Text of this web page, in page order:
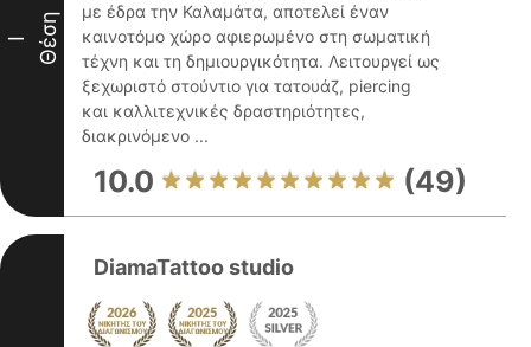
I Θέση
με έδρα την Καλαμάτα, αποτελεί έναν
καινοτόμο χώρο αφιερωμένο στη σωματική
τέχνη και τη δημιουργικότητα. Λειτουργεί ως
ξεχωριστό στούντιο για τατουάζ, piercing
και καλλιτεχνικές δραστηριότητες,
διακρινόμενο ...
10.0 (49)
DiamaTattoo studio